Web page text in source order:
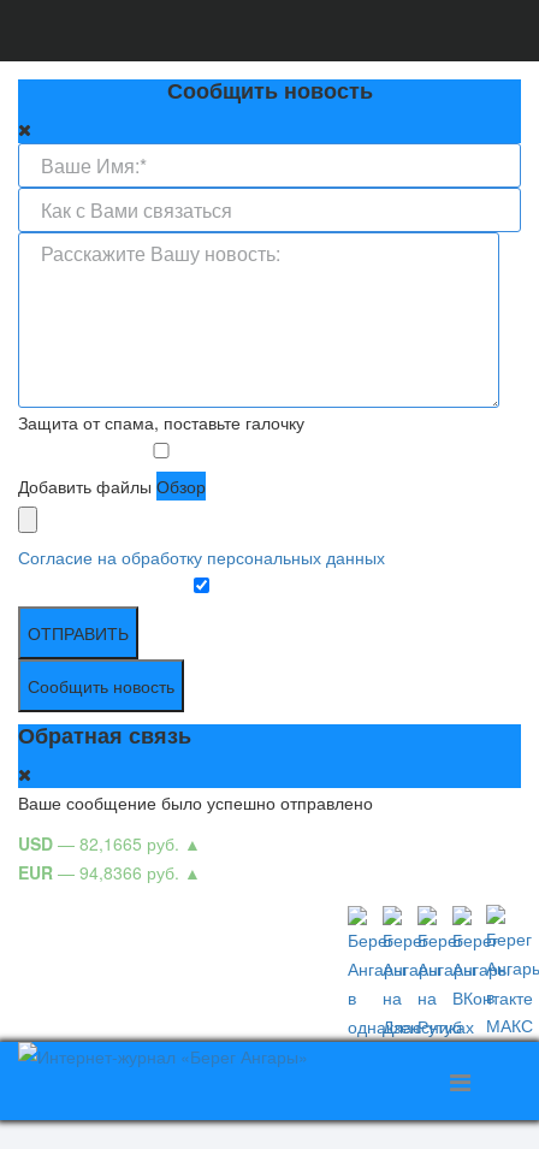
Сообщить новость
Защита от спама, поставьте галочку
Добавить файлы Обзор
Согласие на обработку персональных данных
ОТПРАВИТЬ
Сообщить новость
Обратная связь
Ваше сообщение было успешно отправлено
USD — 82,1665 руб. ▲
EUR — 94,8366 руб. ▲